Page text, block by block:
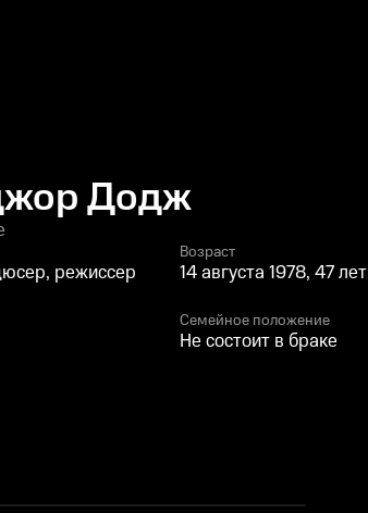
Додж
режиссер
Возраст
14 августа 1978, 47 лет
Семейное положение
Не состоит в браке